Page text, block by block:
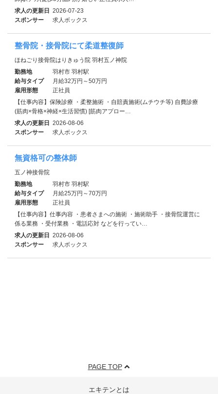
求人の更新日 2026-07-23
スポンサー
求人ボックス
整骨院・接骨院にて柔道整復師
ほねごり接骨院はりきゅう院 羽村五ノ神院
勤務地
羽村市 羽村駅
給与タイプ
月給32万円～50万円
雇用形態
正社員
【仕事内容】保険診療 ・柔整施術 ・自賠責施術(ムチウチ等) 自費診療
(筋肉×骨格×神経×生活習慣) [筋肉アプロー…
求人の更新日 2026-08-06
スポンサー
求人ボックス
無資格可の整体師
五ノ神接骨院
勤務地
羽村市 羽村駅
給与タイプ
月給25万円～70万円
雇用形態
正社員
【仕事内容】仕事内容 ・患者さまへの施術 ・施術助手 ・接骨院運営に
係る業務 ・受付業務 ・電話応対 などを行ってい…
求人の更新日 2026-08-06
スポンサー
求人ボックス
PAGE TOP
エキテンとは